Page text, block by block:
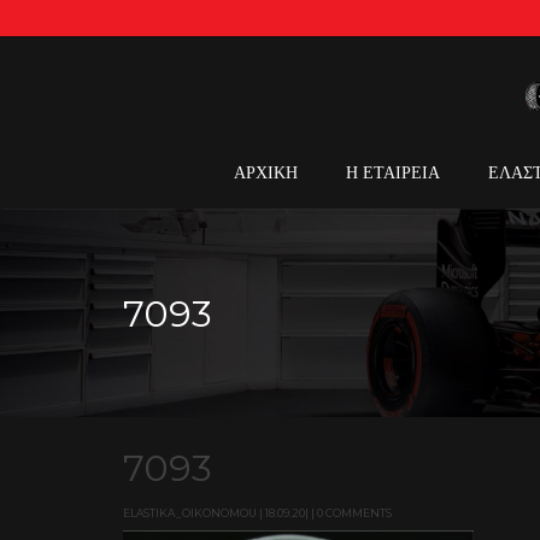
ΑΡΧΙΚΗ Η ΕΤΑΙΡΕΙΑ
7093
7093
ELASTIKA_OIKONOMOU | 18.09.20| | 0 COMMENTS